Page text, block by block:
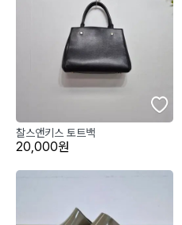
찰스앤키스 토트백
20,000원